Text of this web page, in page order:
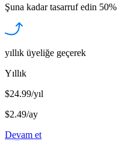
Şuna kadar tasarruf edin 50%
yıllık üyeliğe geçerek
Yıllık
$24.99/yıl
$2.49/ay
Devam et